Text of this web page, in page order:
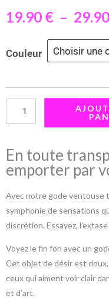
19.90 € – 29.90
Couleur
Ventouse
En toute
emporter par
Avec notre gode ventouse
symphonie de sensations
discrétion. Essayez,
Voyez le fin fon avec un
Cet objet de désir est
ceux qui aiment voir clair
et d’art.